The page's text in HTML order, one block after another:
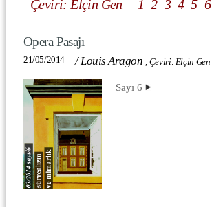
Çeviri: Elçin Gen 1 2 3 4 5 6
Opera Pasajı
21/05/2014 /Louis Aragon , Çeviri: Elçin Gen
Sayı 6